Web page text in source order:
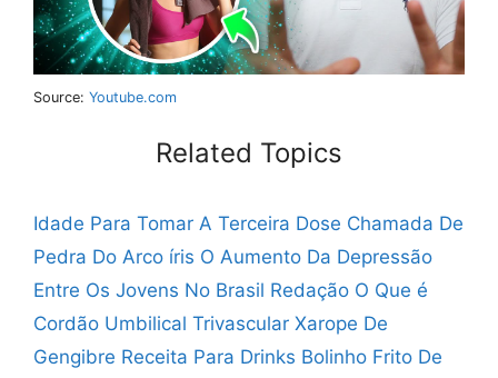
Source: Youtube.com
Related Topics
Idade Para Tomar A Terceira Dose Chamada De
Pedra Do Arco íris O Aumento Da Depressão
Entre Os Jovens No Brasil Redação O Que é
Cordão Umbilical Trivascular Xarope De
Gengibre Receita Para Drinks Bolinho Frito De